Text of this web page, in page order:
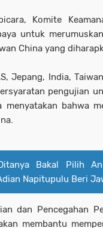
Komite
untuk
China yang
Jepang, India,
pengujian
menyatakan bahwa
Bakal Pilih
Napitupulu Beri
dan Pencegahan
membantu